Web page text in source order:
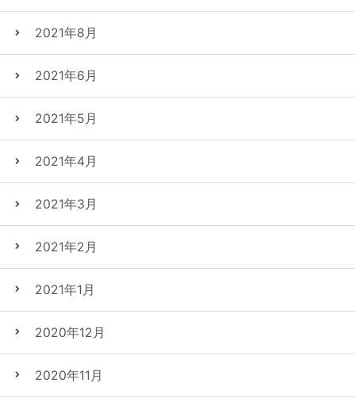
2021年8月
2021年6月
2021年5月
2021年4月
2021年3月
2021年2月
2021年1月
2020年12月
2020年11月